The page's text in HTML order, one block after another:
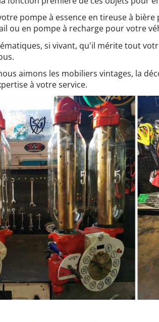
pompe à essence en tireuse à
ou en pompe à recharge pour votre
si vivant, qu'il mérite tout
aimons les mobiliers vintages, la
à votre service.